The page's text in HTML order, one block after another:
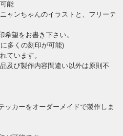
能
ンちゃんのイラストと、フリーテ
望をお書き下さい。
多くの刻印が可能)
います。
び製作内容間違い以外は原則不
ッカーをオーダーメイドで製作しま